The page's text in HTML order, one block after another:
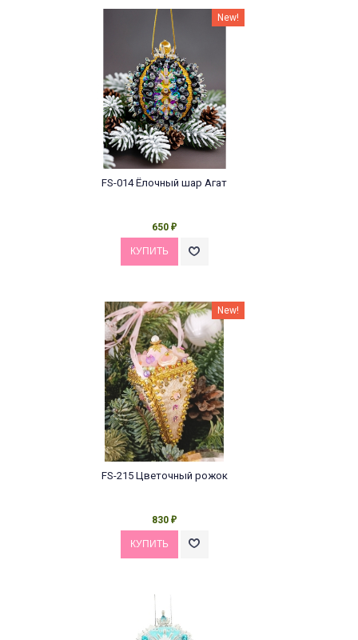
New!
FS-014 Ёлочный шар Агат
650 ₽
New!
FS-215 Цветочный рожок
830 ₽